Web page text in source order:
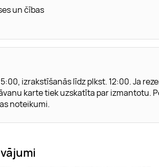
un čības
izrakstīšanās līdz plkst. 12:00. Ja
karte tiek uzskatīta par izmantotu.
noteikumi.